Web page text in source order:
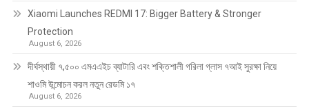
Xiaomi Launches REDMI 17: Bigger Battery & Stronger
Protection
August 6, 2026
দীর্ঘস্থায়ী ৭,৫০০ এমএএইচ ব্যাটারি এবং শক্তিশালী গরিলা গ্লাস ৭আই সুরক্ষা নিয়ে
শাওমি উন্মোচন করল নতুন রেডমি ১৭
August 6, 2026